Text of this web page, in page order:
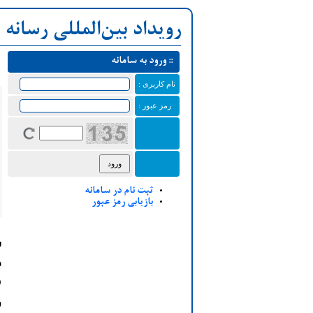
رویداد بین‌المللی
:: ورود به سامانه
نام کاربری :
رمز عبور :
ثبت نام در سامانه
بازیابی رمز عبور